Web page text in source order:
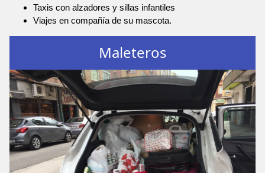
Taxis con alzadores y sillas infantiles
Viajes en compañía de su mascota.
Maleteros